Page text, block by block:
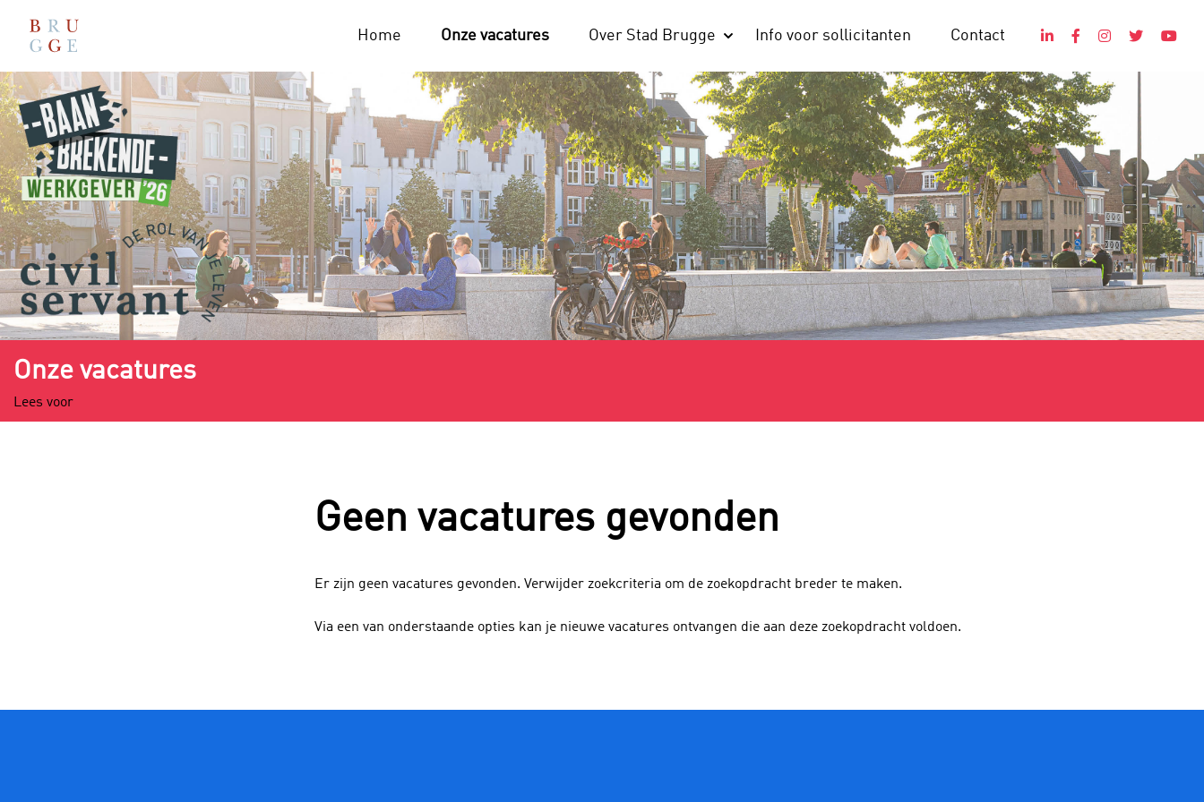
Home Onze vacatures Over Stad Brugge Info voor sollicitanten Contact
Onze vacatures
Lees voor
Geen vacatures gevonden
Er zijn geen vacatures gevonden. Verwijder zoekcriteria om de zoekopdracht breder te maken.
Via een van onderstaande opties kan je nieuwe vacatures ontvangen die aan deze zoekopdracht voldoen.